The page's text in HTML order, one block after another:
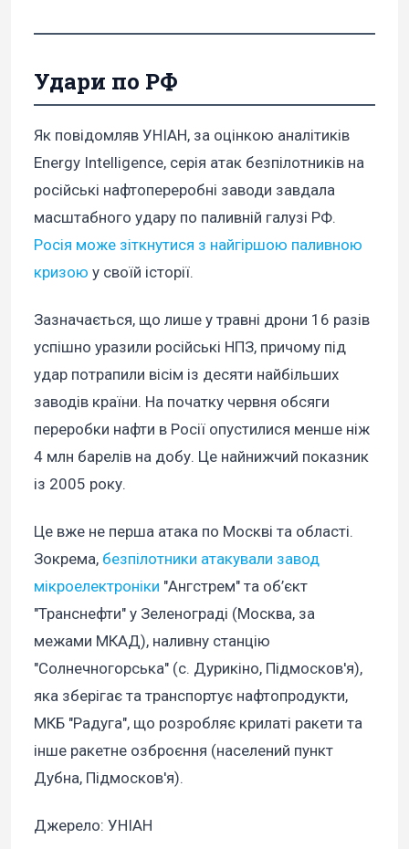
Удари по РФ
Як повідомляв УНІАН, за оцінкою аналітиків
Energy Intelligence, cерія атак безпілотників на
російські нафтопереробні заводи завдала
масштабного удару по паливній галузі РФ.
Росія може зіткнутися з найгіршою паливною
кризою у своїй історії.
Зазначається, що лише у травні дрони 16 разів
успішно уразили російські НПЗ, причому під
удар потрапили вісім із десяти найбільших
заводів країни. На початку червня обсяги
переробки нафти в Росії опустилися менше ніж
4 млн барелів на добу. Це найнижчий показник
із 2005 року.
Це вже не перша атака по Москві та області.
Зокрема, безпілотники атакували завод
мікроелектроніки "Ангстрем" та об’єкт
"Транснефти" у Зеленограді (Москва, за
межами МКАД), наливну станцію
"Солнечногорська" (с. Дурикіно, Підмосков'я),
яка зберігає та транспортує нафтопродукти,
МКБ "Радуга", що розробляє крилаті ракети та
інше ракетне озброєння (населений пункт
Дубна, Підмосков'я).
Джерело: УНІАН